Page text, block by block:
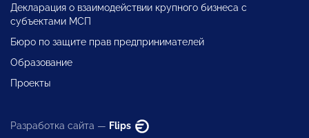
Декларация о взаимодействии крупного бизнеса с
субъектами МСП
Бюро по защите прав предпринимателей
Образование
Проекты
Разработка сайта — Flips